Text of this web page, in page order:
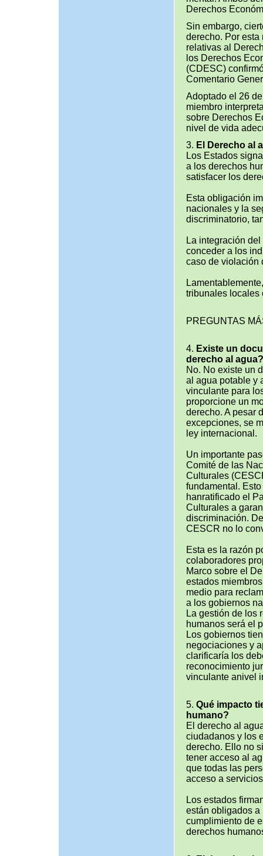
Derechos
Sin embargo,
derecho. Por
relativas al
los Derechos
(CDESC)
Comentario
Adoptado el 26
miembro
sobre Derechos
nivel de vida
3. El Derecho al
Los Estados
a los derechos
satisfacer los
Esta obligación
nacionales y la
discriminatorio,
La integración
conceder a los
caso de violación
tribunales locales
PREGUNTAS
4. Existe un
derecho al agua?
No. No existe un
al agua potable y
vinculante para
proporcione un
derecho. A pesar
excepciones, se
ley internacional.
Un importante
Comité de las
Culturales
fundamental.
hanratificado el
Culturales a
discriminación.
CESCR no lo
Esta es la razón
colaboradores
Marco sobre el
estados
medio para
a los gobiernos
La gestión de los
humanos será el
Los gobiernos
negociaciones y
clarificaría los
reconocimiento
vinculante anivel
5. Qué impacto
humano?
El derecho al
ciudadanos y los
derecho. Ello no
tener acceso al
que todas las
acceso a
Los estados
están obligados a
cumplimiento de
derechos